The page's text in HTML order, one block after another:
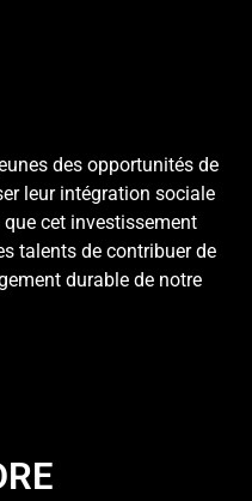
des opportunités de
leur intégration sociale
cet investissement
talents de contribuer de
durable de notre